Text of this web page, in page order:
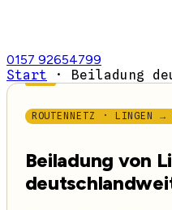
0157 92654799
Start · Beiladung
ROUTENNETZ · LINGEN →
Beiladung von